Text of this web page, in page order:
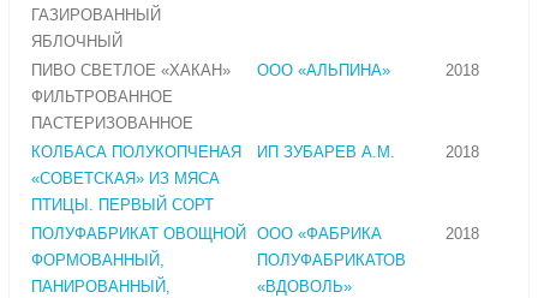
ГАЗИРОВАННЫЙ
ЯБЛОЧНЫЙ
ПИВО СВЕТЛОЕ «ХАКАН»
ФИЛЬТРОВАННОЕ
ПАСТЕРИЗОВАННОЕ
ООО «АЛЬПИНА» 2018
КОЛБАСА ПОЛУКОПЧЕНАЯ
«СОВЕТСКАЯ» ИЗ МЯСА
ПТИЦЫ. ПЕРВЫЙ СОРТ
ИП ЗУБАРЕВ А.М. 2018
ПОЛУФАБРИКАТ ОВОЩНОЙ
ФОРМОВАННЫЙ,
ПАНИРОВАННЫЙ,
ООО «ФАБРИКА
ПОЛУФАБРИКАТОВ
«ВДОВОЛЬ»
2018